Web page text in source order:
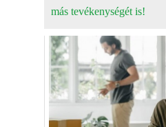
más tevékenységét is!